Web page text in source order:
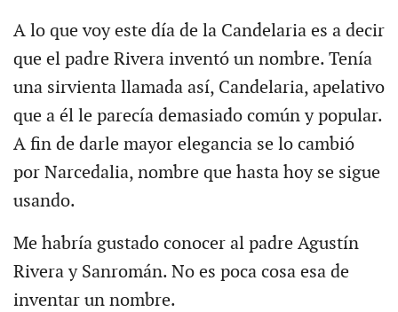
A lo que voy este día de la Candelaria es a decir
que el padre Rivera inventó un nombre. Tenía
una sirvienta llamada así, Candelaria, apelativo
que a él le parecía demasiado común y popular.
A fin de darle mayor elegancia se lo cambió
por Narcedalia, nombre que hasta hoy se sigue
usando.
Me habría gustado conocer al padre Agustín
Rivera y Sanromán. No es poca cosa esa de
inventar un nombre.